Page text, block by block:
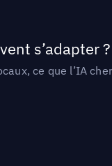
s’adapter ?
ce que l’IA